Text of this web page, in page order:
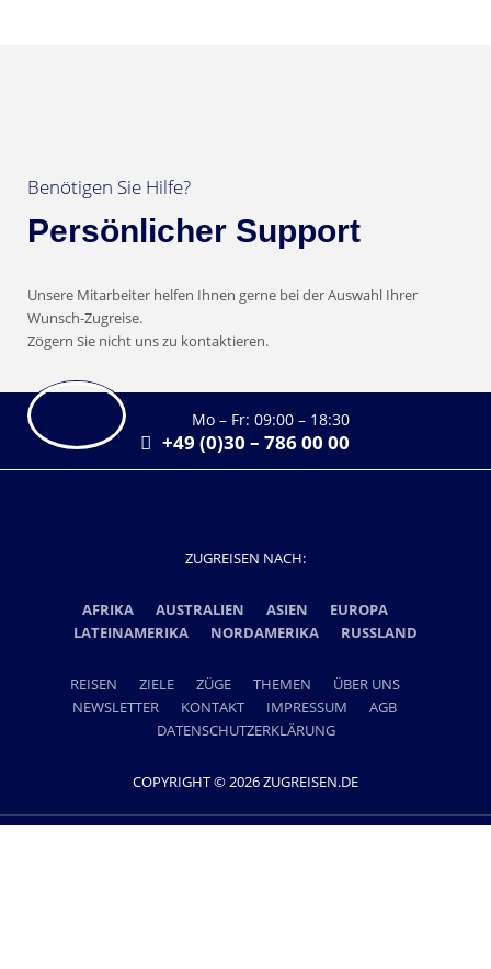
Benötigen Sie Hilfe?
Persönlicher Support
Unsere Mitarbeiter helfen Ihnen gerne bei der Auswahl Ihrer
Wunsch-Zugreise.
Zögern Sie nicht uns zu kontaktieren.
Mo – Fr: 09:00 – 18:30
+49 (0)30 – 786 00 00
ZUGREISEN NACH:
AFRIKA AUSTRALIEN ASIEN
EUROPA
LATEINAMERIKA
NORDAMERIKA RUSSLAND
REISEN ZIELE ZÜGE THEMEN
ÜBER UNS
NEWSLETTER
KONTAKT IMPRESSUM
AGB
DATENSCHUTZERKLÄRUNG
COPYRIGHT © 2026 ZUGREISEN.DE